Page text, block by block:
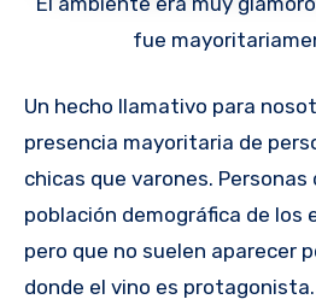
fue
Un hecho llamativo para
presencia mayoritaria de
chicas que varones.
población demográfica de los
pero que no suelen aparecer
donde el vino es